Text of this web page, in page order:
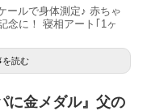
ールで身体測定♪ 赤ちゃ
念に！ 寝相アート｢1ヶ
を読む
に金メダル』父の